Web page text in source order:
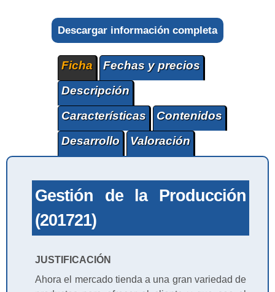
Descargar información completa
Ficha
Fechas y precios
Descripción
Características
Contenidos
Desarrollo
Valoración
Gestión de la Producción
(201721)
JUSTIFICACIÓN
Ahora el mercado tienda a una gran variedad de